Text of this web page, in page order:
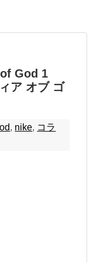
God 1
ア オブ ゴ
, nike, コラ